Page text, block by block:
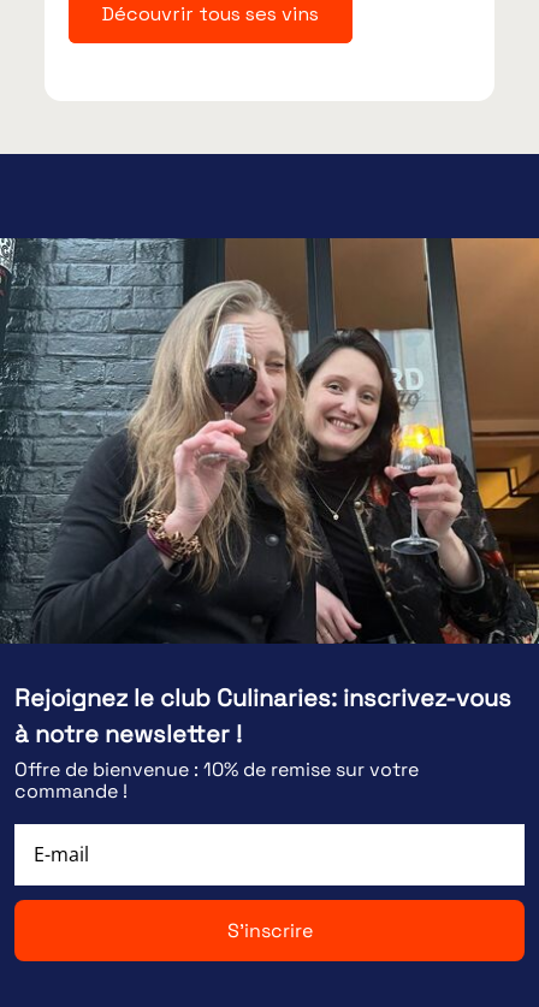
Découvrir tous ses vins
Rejoignez le club Culinaries: inscrivez-vous
à notre newsletter !
Offre de bienvenue : 10% de remise sur votre
commande !
S'inscrire